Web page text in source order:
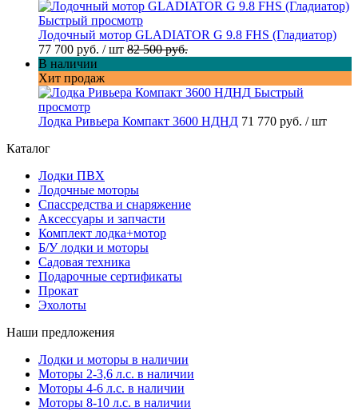
Быстрый просмотр
Лодочный мотор GLADIATOR G 9.8 FHS (Гладиатор)
77 700 руб. / шт 82 500 руб.
В наличии
Хит продаж
Быстрый
просмотр
Лодка Ривьера Компакт 3600 НДНД 71 770 руб. / шт
Каталог
Лодки ПВХ
Лодочные моторы
Спассредства и снаряжение
Аксессуары и запчасти
Комплект лодка+мотор
Б/У лодки и моторы
Садовая техника
Подарочные сертификаты
Прокат
Эхолоты
Наши предложения
Лодки и моторы в наличии
Моторы 2-3,6 л.с. в наличии
Моторы 4-6 л.с. в наличии
Моторы 8-10 л.с. в наличии